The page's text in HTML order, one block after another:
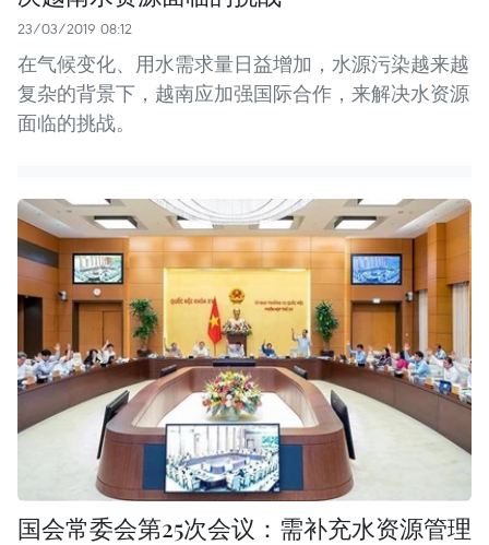
23/03/2019 08:12
在气候变化、用水需求量日益增加，水源污染越来越
复杂的背景下，越南应加强国际合作，来解决水资源
面临的挑战。
国会常委会第25次会议：需补充水资源管理